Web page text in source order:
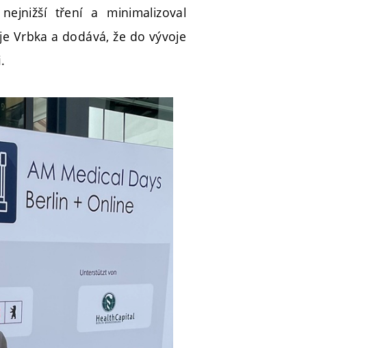
tření a minimalizoval
Vrbka a dodává, že do vývoje